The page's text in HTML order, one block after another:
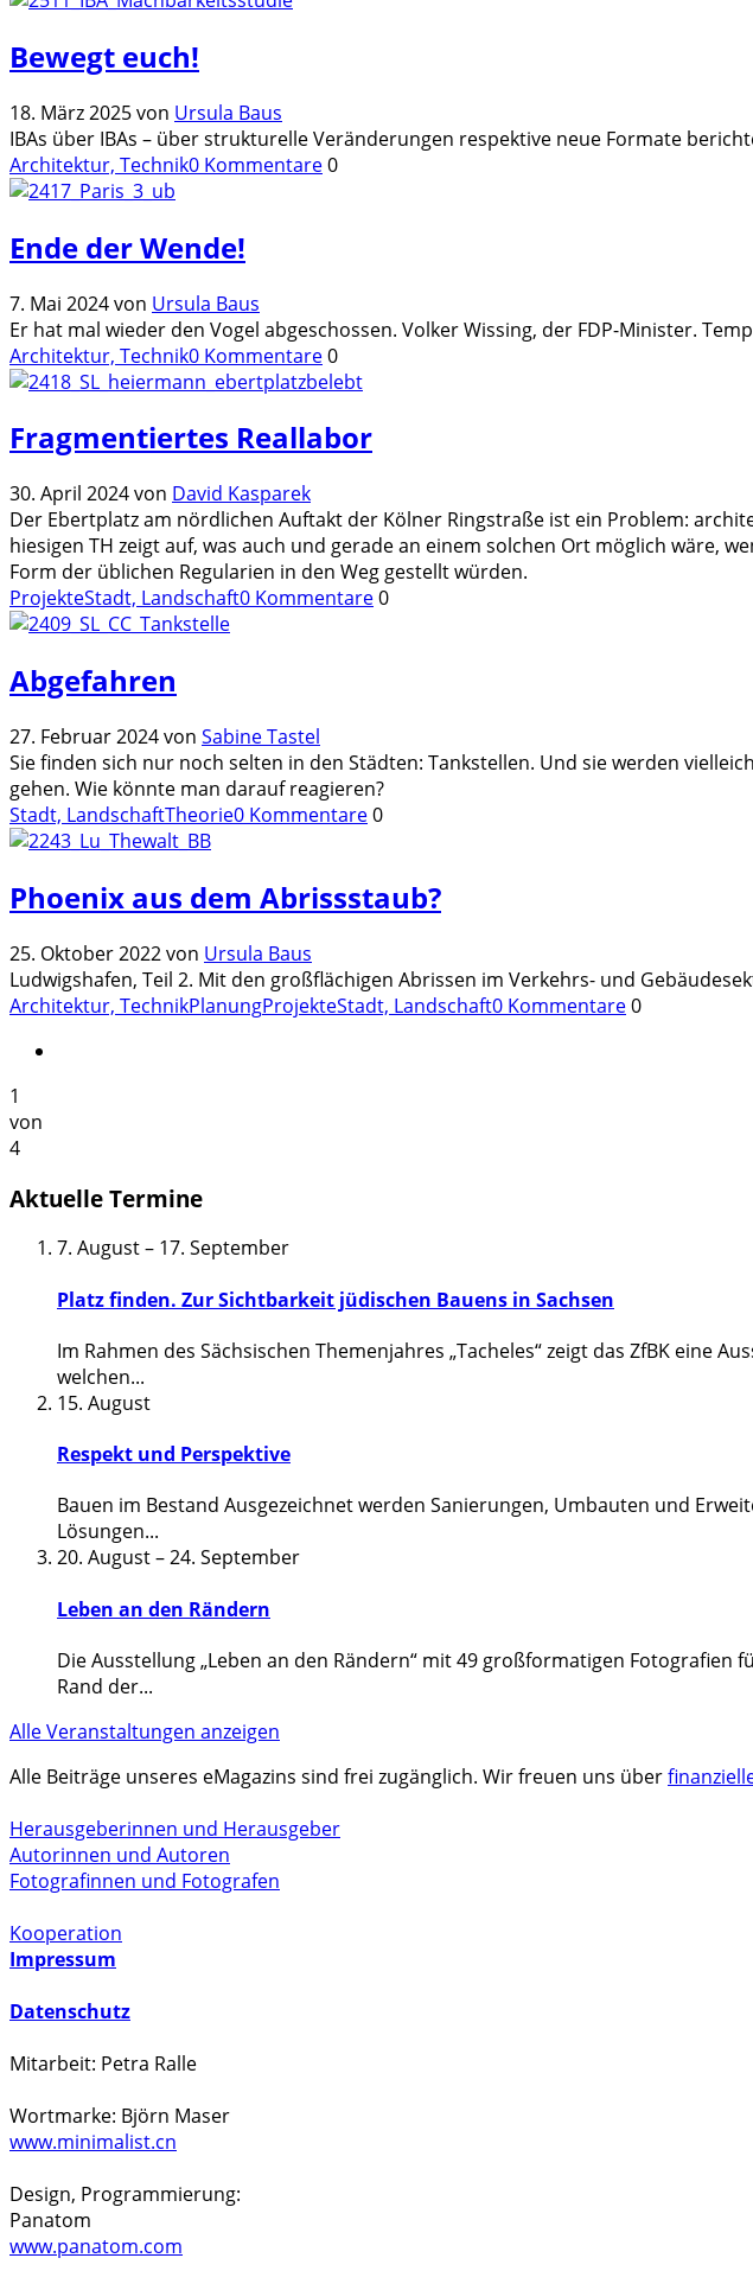
Bewegt euch!
18. März 2025von Ursula Baus
IBAs über IBAs – über strukturelle Veränderungen respektive neue Formate
Architektur, Technik0 Kommentare0
Ende der Wende!
7. Mai 2024von Ursula Baus
Er hat mal wieder den Vogel abgeschossen. Volker Wissing, der FDP-Minister.
Architektur, Technik0 Kommentare0
Fragmentiertes Reallabor
30. April 2024von David Kasparek
Der Ebertplatz am nördlichen Auftakt der Kölner Ringstraße ist ein Problem:
hiesigen TH zeigt auf, was auch und gerade an einem solchen Ort möglich wäre,
Form der üblichen Regularien in den Weg gestellt würden.
ProjekteStadt, Landschaft0 Kommentare0
Abgefahren
27. Februar 2024von Sabine Tastel
Sie finden sich nur noch selten in den Städten: Tankstellen. Und sie werden
gehen. Wie könnte man darauf reagieren?
Stadt, LandschaftTheorie0 Kommentare0
Phoenix aus dem Abrissstaub?
25. Oktober 2022von Ursula Baus
Ludwigshafen, Teil 2. Mit den großflächigen Abrissen im Verkehrs- und
Architektur, TechnikPlanungProjekteStadt, Landschaft0 Kommentare0
1
von
4
Aktuelle Termine
7. August– 17. September
Platz finden. Zur Sichtbarkeit jüdischen Bauens in Sachsen
Im Rahmen des Sächsischen Themenjahres „Tacheles“ zeigt das ZfBK eine
welchen...
15. August
Respekt und Perspektive
Bauen im Bestand Ausgezeichnet werden Sanierungen, Umbauten und
Lösungen...
20. August–24. September
Leben an den Rändern
Die Ausstellung „Leben an den Rändern“ mit 49 großformatigen Fotografien
Rand der...
Alle Veranstaltungen anzeigen
Alle Beiträge unseres eMagazins sind frei zugänglich. Wir freuen uns über
Herausgeberinnen und Herausgeber
Autorinnen und Autoren
Fotografinnen und Fotografen
Kooperation
Impressum
Datenschutz
Mitarbeit: Petra Ralle
Wortmarke: Björn Maser
www.minimalist.cn
Design, Programmierung:
Panatom
www.panatom.com